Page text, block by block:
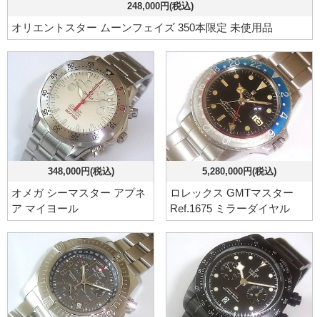
248,000円(税込)
オリエントスター ムーンフェイズ 350本限定 未使用品
348,000円(税込)
オメガ シーマスター アプネ
ア マイヨール
5,280,000円(税込)
ロレックス GMTマスター
Ref.1675 ミラーダイヤル